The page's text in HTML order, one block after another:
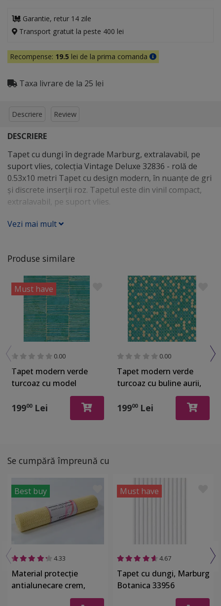
Garantie, retur 14 zile
Transport gratuit la peste 400 lei
Recompense: 19.5 lei de la prima comanda
Taxa livrare de la 25 lei
Descriere Review
DESCRIERE
Tapet cu dungi în degrade Marburg, extralavabil, pe
suport vlies, colecţia Vintage Deluxe 32836 - rolă de
0.53x10 metri Tapet cu design modern, în nuanţe de gri
şi discrete inserţii roz. Tapetul este din vinil compact,
extralavabil, pe suport vlies.
Vezi mai mult
Produse similare
Must have
0.00
Tapet modern verde
turcoaz cu model
geometric auriu, Aurum
57403
19900Lei
0.00
Tapet modern verde
turcoaz cu buline aurii,
19900Lei
Se cumpără împreună cu
Best buy
4.33
Material protecţie
antialunecare crem,
Folina 8630, pentru
Must have
4.67
Tapet cu dungi, Marburg
Botanica 33956